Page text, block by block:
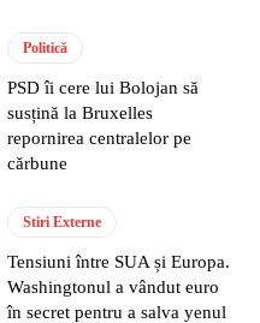
Politică
PSD îi cere lui Bolojan să
susțină la Bruxelles
repornirea centralelor pe
cărbune
Stiri Externe
Tensiuni între SUA și Europa.
Washingtonul a vândut euro
în secret pentru a salva yenul